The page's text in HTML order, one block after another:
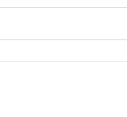
Thạnh.
(Đối diện Vincom).